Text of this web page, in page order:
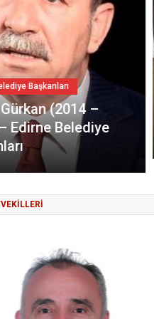
Başkanları
(2014 –
Belediye